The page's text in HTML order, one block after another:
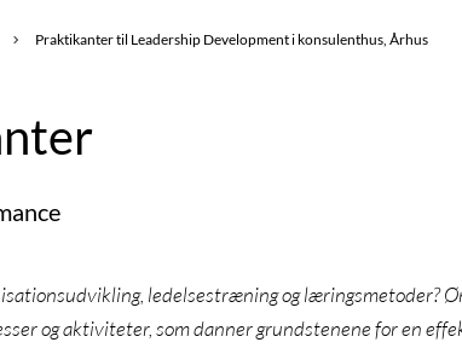
5 Praktikanter til Leadership Development i konsulenthus, Århus
ledelsestræning og læringsmetoder?
og aktiviteter, som danner grundstenene for en